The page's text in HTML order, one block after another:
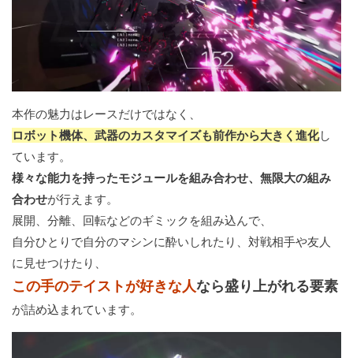
本作の魅力はレースだけではなく、
ロボット機体、武器のカスタマイズも前作から大きく進化し
ています。
様々な能力を持ったモジュールを組み合わせ、無限大の組み
合わせが行えます。
展開、分離、回転などのギミックを組み込んで、
自分ひとりで自分のマシンに酔いしれたり、対戦相手や友人
に見せつけたり、
この手のテイストが好きな人なら盛り上がれる要素
が詰め込まれています。